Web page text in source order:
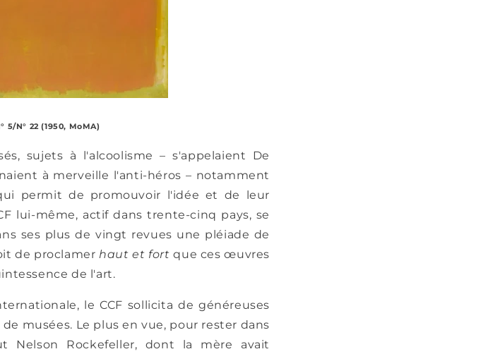
5/N° 22 (1950, MoMA)
sujets à l'alcoolisme – s'appelaient De
à merveille l'anti-héros – notamment
permit de promouvoir l'idée et de leur
lui-même, actif dans trente-cinq pays, se
ses plus de vingt revues une pléiade de
de proclamerhaut et fort que ces œuvres
de l'art.
le CCF sollicita de généreuses
musées. Le plus en vue, pour rester dans
Nelson Rockefeller, dont la mère avait